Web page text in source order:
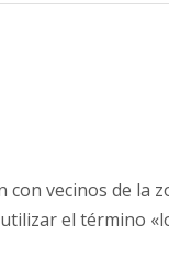
vecinos de la
el término